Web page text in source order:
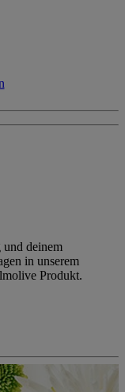
und deinem
in unserem
Produkt.